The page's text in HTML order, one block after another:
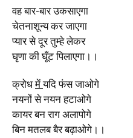
वह बार-बार उकसाएगा
चेतनाशून्य कर जाएगा
प्यार से दूर तुम्हे लेकर
घृणा की घूँट पिलाएगा।।
क्रोधमेंयदि फंस जाओगे
नयनों से नयन हटाओगे
कायर बन राग अलापोगे
बिन मतलब बैर बढ़ाओगे।।